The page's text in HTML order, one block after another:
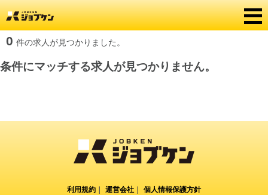
0 件の求人が見つかりました。
条件にマッチする求人が見つかりません。
利用規約 運営会社 個人情報保護方針